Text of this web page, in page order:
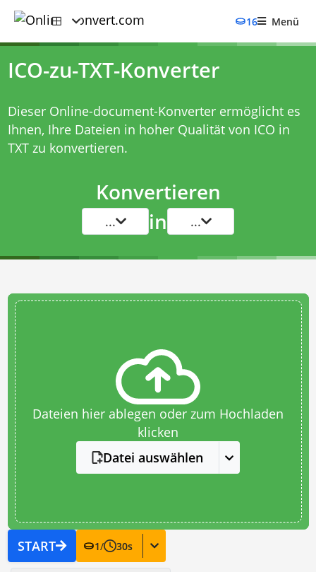
16 Menü
ICO-zu-TXT-Konverter
Dieser Online-document-Konverter ermöglicht es
Ihnen, Ihre Dateien in hoher Qualität von ICO in
TXT zu konvertieren.
Konvertieren
... in ...
Dateien hier ablegen oder zum Hochladen
klicken
Datei auswählen
START 1/ 30s